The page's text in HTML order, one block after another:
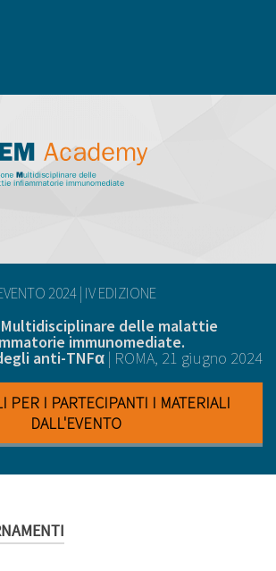
2024 | IV EDIZIONE
delle malattie
immunomediate.
anti-TNFα| ROMA, 21 giugno 2024
PER I PARTECIPANTI I MATERIALI
DALL'EVENTO